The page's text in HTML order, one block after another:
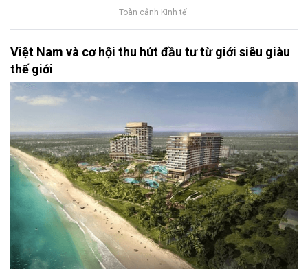
Toàn cảnh Kinh tế
Việt Nam và cơ hội thu hút đầu tư từ giới siêu giàu
thế giới